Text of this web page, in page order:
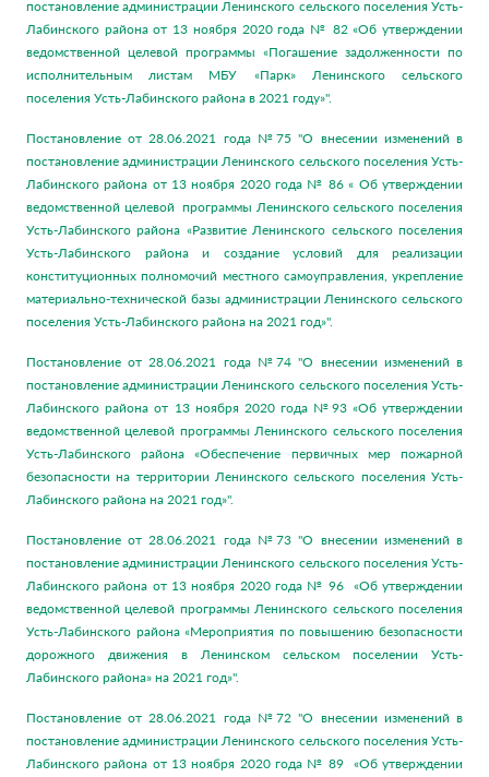
постановление администрации Ленинского сельского поселения Усть-
Лабинского района от 13 ноября 2020 года № 82 «Об утверждении
ведомственной целевой программы «Погашение задолженности по
исполнительным листам МБУ «Парк» Ленинского сельского
поселения Усть-Лабинского района в 2021 году»".
Постановление от 28.06.2021 года №75 "О внесении изменений в
постановление администрации Ленинского сельского поселения Усть-
Лабинского района от 13 ноября 2020 года № 86 « Об утверждении
ведомственной целевой программы Ленинского сельского поселения
Усть-Лабинского района «Развитие Ленинского сельского поселения
Усть-Лабинского района и создание условий для реализации
конституционных полномочий местного самоуправления, укрепление
материально-технической базы администрации Ленинского сельского
поселения Усть-Лабинского района на 2021 год»".
Постановление от 28.06.2021 года №74 "О внесении изменений в
постановление администрации Ленинского сельского поселения Усть-
Лабинского района от 13 ноября 2020 года №93 «Об утверждении
ведомственной целевой программы Ленинского сельского поселения
Усть-Лабинского района «Обеспечение первичных мер пожарной
безопасности на территории Ленинского сельского поселения Усть-
Лабинского района на 2021 год»".
Постановление от 28.06.2021 года №73 "О внесении изменений в
постановление администрации Ленинского сельского поселения Усть-
Лабинского района от 13 ноября 2020 года № 96 «Об утверждении
ведомственной целевой программы Ленинского сельского поселения
Усть-Лабинского района «Мероприятия по повышению безопасности
дорожного движения в Ленинском сельском поселении Усть-
Лабинского района» на 2021 год»".
Постановление от 28.06.2021 года №72 "О внесении изменений в
постановление администрации Ленинского сельского поселения Усть-
Лабинского района от 13 ноября 2020 года № 89 «Об утверждении